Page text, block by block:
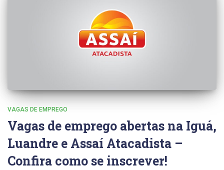
VAGAS DE EMPREGO
Vagas de emprego abertas na Iguá,
Luandre e Assaí Atacadista –
Confira como se inscrever!